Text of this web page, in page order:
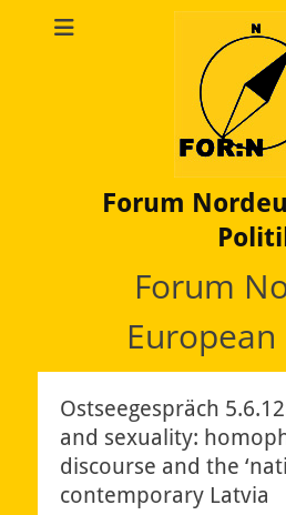
Forum
Forum
Ostseegespräch
and sexuality:
discourse and the
contemporary Latvia